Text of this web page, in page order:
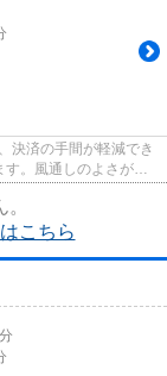
決済の手間が軽減でき
。風通しのよさが魅
こちら